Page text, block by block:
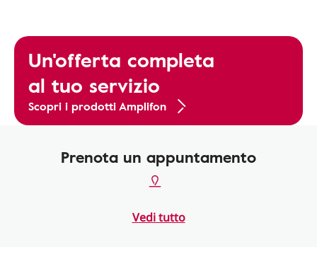
Un'offerta completa
al tuo servizio
Scopri i prodotti Amplifon
Prenota un appuntamento
Vedi tutto